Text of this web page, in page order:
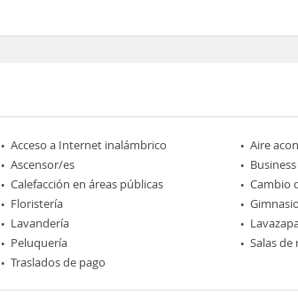
Acceso a Internet inalámbrico Aire
Ascensor/es
Calefacción en áreas públicas
Cambio
Floristería
Gimnasio
Lavandería
Peluquería
Salas
Traslados de pago